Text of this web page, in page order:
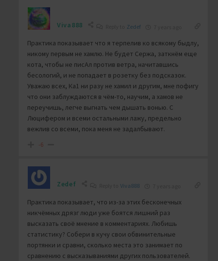
Viva888 Zedef
Практика показывает что я терпелив ко всякому быдлу,
никому первым не хамлю. Не будет Сержа, заткнём еще
кота, чтобы не писАл против ветра, начитавшись
бесологий, и не попадает в розетку без подсказок.
Уважаю всех, Ка1 ни разу не хамил и другим, мне пофигу
что они заблуждаются в чём-то, научим, а хамов не
переучишь, легче выгнать чем дышать вонью. С
Люцифером и всеми остальными лажу, предельно
вежлив со всеми, пока меня не задалбывают.
-6
Zedef Viva888
Практика показывает, что из-за этих бесконечных
никчёмных дрязг люди уже боятся лишний раз
высказать своё мнение в комментариях. Любишь
статистику? Собери в кучу свои обвинительные
портянки и сравни, сколько места это занимает по
сравнению с высказываниями других пользователей.